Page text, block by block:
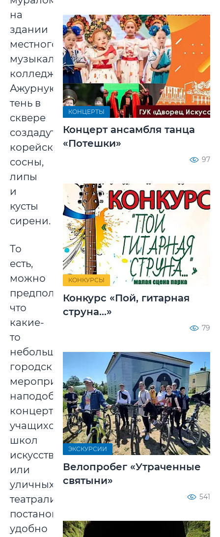
на
здании
местного
музыкального
колледжа.
Ажурную
тень в
сквере
создадут
корейские
сосны,
липы
и
кусты
сирени.
То
есть,
можно
предположить,
что
какие-
то
небольшие
городские
мероприятия
наподобие
концертов
учащихся
школ
искусств
или
уличных
театрализованных
постановок
удобно
КОНЦЕРТЫ
Концерт ансамбля танца
«Потешки»
97
КОНКУРСЫ
Конкурс «Пой, гитарная
струна...»
79
ЭКСКУРСИИ
Велопробег «Утраченные
святыни»
541